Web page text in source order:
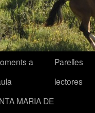
a
Parelles
lectores
MARIA DE